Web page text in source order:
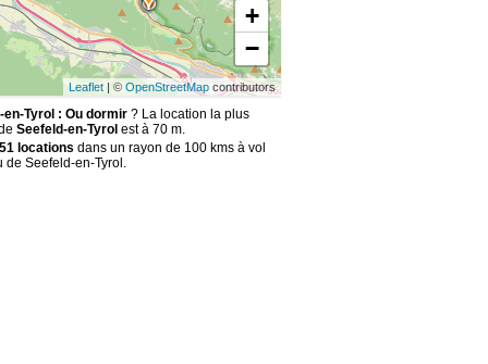
+
−
Leaflet | ©OpenStreetMap contributors
en-Tyrol : Ou dormir? La location la plus
Seefeld-en-Tyrol est à 70 m.
locations dans un rayon de 100 kms à vol
de Seefeld-en-Tyrol.